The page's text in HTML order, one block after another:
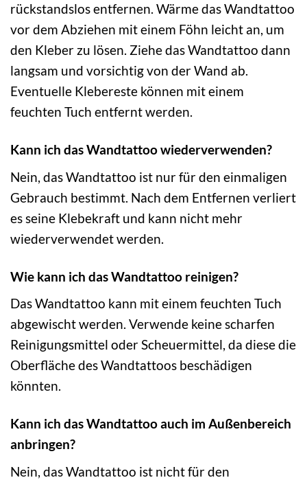
rückstandslos entfernen. Wärme das Wandtattoo
vor dem Abziehen mit einem Föhn leicht an, um
den Kleber zu lösen. Ziehe das Wandtattoo dann
langsam und vorsichtig von der Wand ab.
Eventuelle Klebereste können mit einem
feuchten Tuch entfernt werden.
Kann ich das Wandtattoo wiederverwenden?
Nein, das Wandtattoo ist nur für den einmaligen
Gebrauch bestimmt. Nach dem Entfernen verliert
es seine Klebekraft und kann nicht mehr
wiederverwendet werden.
Wie kann ich das Wandtattoo reinigen?
Das Wandtattoo kann mit einem feuchten Tuch
abgewischt werden. Verwende keine scharfen
Reinigungsmittel oder Scheuermittel, da diese die
Oberfläche des Wandtattoos beschädigen
könnten.
Kann ich das Wandtattoo auch im Außenbereich
anbringen?
Nein, das Wandtattoo ist nicht für den